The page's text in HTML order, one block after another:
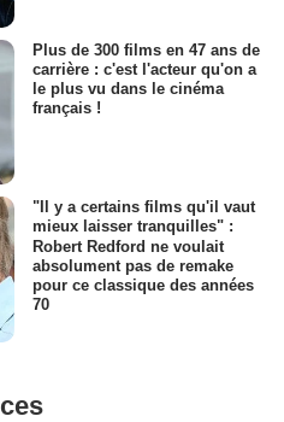
Plus de 300 films en 47 ans de
carrière : c'est l'acteur qu'on a
le plus vu dans le cinéma
français !
"Il y a certains films qu'il vaut
mieux laisser tranquilles" :
Robert Redford ne voulait
absolument pas de remake
pour ce classique des années
70